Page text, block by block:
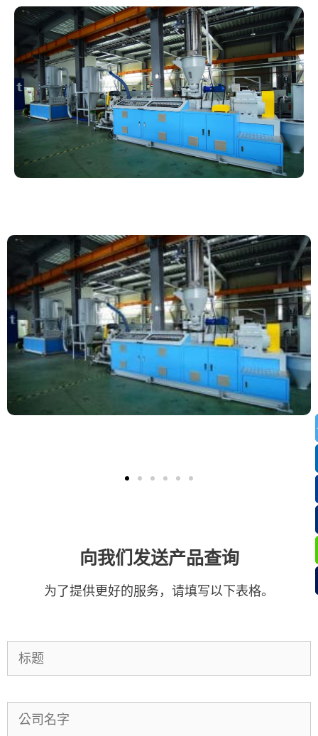
向我们发送产品查询
为了提供更好的服务，请填写以下表格。